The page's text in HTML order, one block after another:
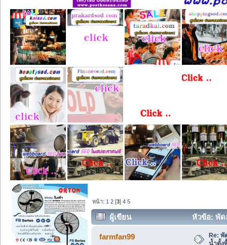
หน้า: 1 2 [3]4 5
ผู้เขียน
หัวข้อ: พัด
น้ำขนาดใหญ่ (อ่าน 538 ครั้ง)
farmfan99
Re: